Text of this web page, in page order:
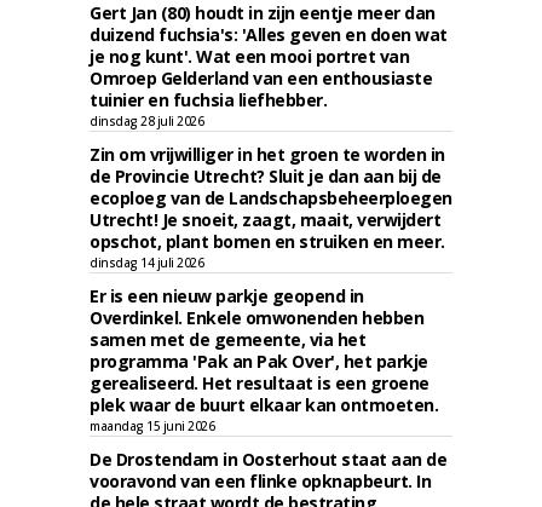
Gert Jan (80) houdt in zijn eentje meer dan
duizend fuchsia's: 'Alles geven en doen wat
je nog kunt'. Wat een mooi portret van
Omroep Gelderland van een enthousiaste
tuinier en fuchsia liefhebber.
dinsdag 28 juli 2026
Zin om vrijwilliger in het groen te worden in
de Provincie Utrecht? Sluit je dan aan bij de
ecoploeg van de Landschapsbeheerploegen
Utrecht! Je snoeit, zaagt, maait, verwijdert
opschot, plant bomen en struiken en meer.
dinsdag 14 juli 2026
Er is een nieuw parkje geopend in
Overdinkel. Enkele omwonenden hebben
samen met de gemeente, via het
programma 'Pak an Pak Over', het parkje
gerealiseerd. Het resultaat is een groene
plek waar de buurt elkaar kan ontmoeten.
maandag 15 juni 2026
De Drostendam in Oosterhout staat aan de
vooravond van een flinke opknapbeurt. In